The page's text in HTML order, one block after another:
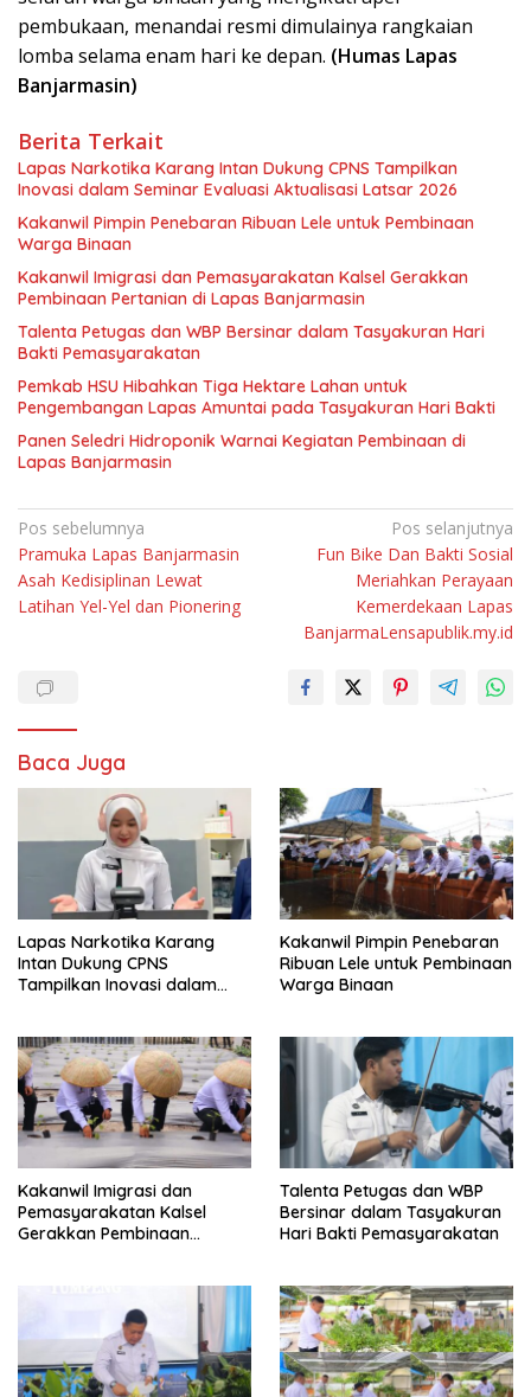
pembukaan, menandai resmi dimulainya rangkaian
lomba selama enam hari ke depan. (Humas Lapas
Banjarmasin)
Berita Terkait
Lapas Narkotika Karang Intan Dukung CPNS Tampilkan
Inovasi dalam Seminar Evaluasi Aktualisasi Latsar 2026
Kakanwil Pimpin Penebaran Ribuan Lele untuk Pembinaan
Warga Binaan
Kakanwil Imigrasi dan Pemasyarakatan Kalsel Gerakkan
Pembinaan Pertanian di Lapas Banjarmasin
Talenta Petugas dan WBP Bersinar dalam Tasyakuran Hari
Bakti Pemasyarakatan
Pemkab HSU Hibahkan Tiga Hektare Lahan untuk
Pengembangan Lapas Amuntai pada Tasyakuran Hari Bakti
Panen Seledri Hidroponik Warnai Kegiatan Pembinaan di
Lapas Banjarmasin
Navigasi
pos
Pos sebelumnya
Pramuka Lapas Banjarmasin
Asah Kedisiplinan Lewat
Latihan Yel-Yel dan Pionering
Pos selanjutnya
Fun Bike Dan Bakti Sosial
Meriahkan Perayaan
Kemerdekaan Lapas
BanjarmaLensapublik.my.id
Baca Juga
Lapas Narkotika Karang
Intan Dukung CPNS
Tampilkan Inovasi dalam
Kakanwil Pimpin Penebaran
Ribuan Lele untuk Pembinaan
Warga Binaan
Kakanwil Imigrasi dan
Pemasyarakatan Kalsel
Gerakkan Pembinaan
Talenta Petugas dan WBP
Bersinar dalam Tasyakuran
Hari Bakti Pemasyarakatan